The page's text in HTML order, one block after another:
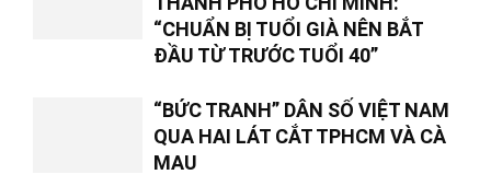
“CHUẨN BỊ TUỔI GIÀ NÊN BẮT
ĐẦU TỪ TRƯỚC TUỔI 40”
“BỨC TRANH” DÂN SỐ VIỆT NAM
QUA HAI LÁT CẮT TPHCM VÀ CÀ
MAU